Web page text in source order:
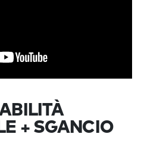
+ SGANCIO